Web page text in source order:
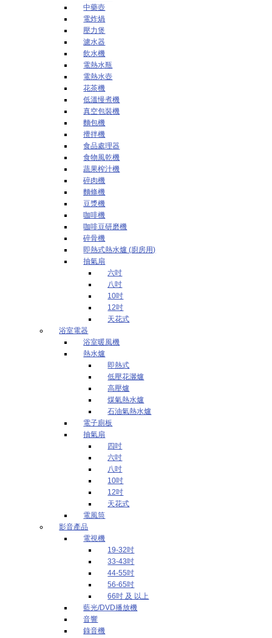
中藥壺
電炸煱
壓力煲
濾水器
飲水機
電熱水瓶
電熱水壺
花茶機
低溫慢煮機
真空包裝機
麵包機
攪拌機
食品處理器
食物風乾機
蔬果榨汁機
碎肉機
麵條機
豆漿機
咖啡機
咖啡豆研磨機
碎骨機
即熱式熱水爐 (廚房用)
抽氣扇
六吋
八吋
10吋
12吋
天花式
浴室電器
浴室暖風機
熱水爐
即熱式
低壓花灑爐
高壓爐
煤氣熱水爐
石油氣熱水爐
電子廁板
抽氣扇
四吋
六吋
八吋
10吋
12吋
天花式
電風筒
影音產品
電視機
19-32吋
33-43吋
44-55吋
56-65吋
66吋 及 以上
藍光/DVD播放機
音響
錄音機